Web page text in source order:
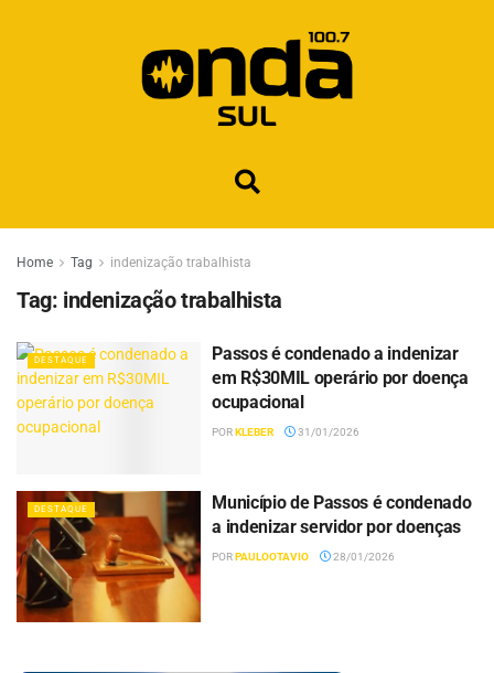
Home Tag indenização trabalhista
Tag: indenização trabalhista
DESTAQUE
Passos é condenado a indenizar
em R$30MIL operário por doença
ocupacional
PORKLEBER 31/01/2026
DESTAQUE
Município de Passos é condenado
a indenizar servidor por doenças
PORPAULOOTAVIO 28/01/2026